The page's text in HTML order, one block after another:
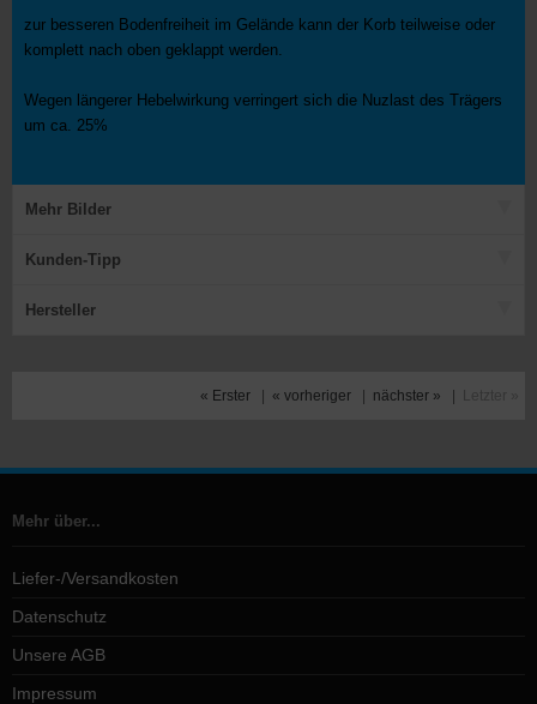
zur besseren Bodenfreiheit im Gelände kann der Korb teilweise oder
komplett nach oben geklappt werden.
Wegen längerer Hebelwirkung verringert sich die Nuzlast des Trägers
um ca. 25%
Mehr Bilder
Kunden-Tipp
Hersteller
« Erster « vorheriger nächster »
Mehr über...
Liefer-/Versandkosten
Datenschutz
Unsere AGB
Impressum